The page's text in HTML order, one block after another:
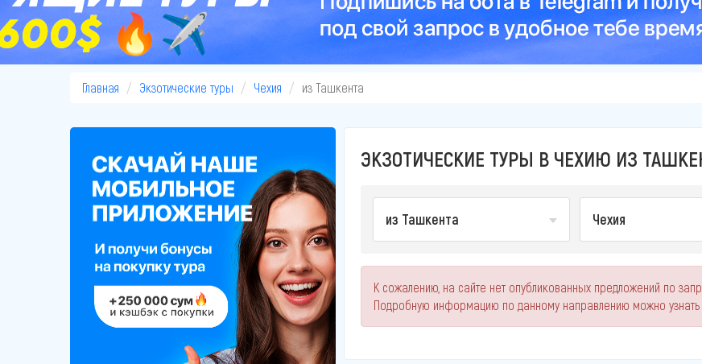
Главная Экзотические туры Чехия из Ташкента
ЭКЗОТИЧЕСКИЕ ТУРЫ В ЧЕХИЮ ИЗ
из Ташкента Чехия
К сожалению, на сайте нет опубликованных предложений по
Подробную информацию по данному направлению можно узнать